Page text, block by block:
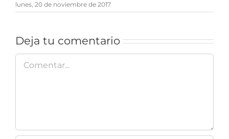
lunes, 20 de noviembre de 2017
Deja tu comentario
Comentar